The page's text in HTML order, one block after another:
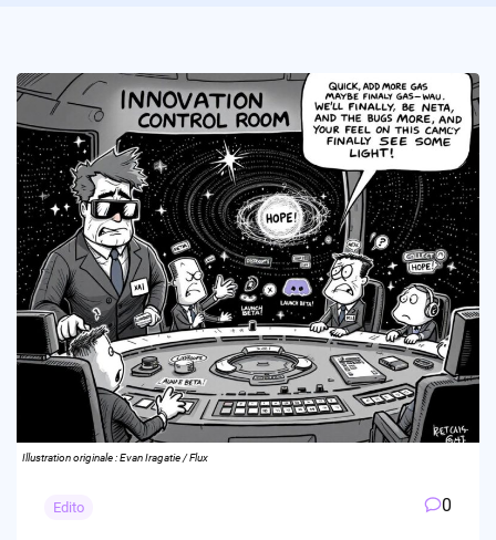
Illustration originale : Evan Iragatie / Flux
Edito 0